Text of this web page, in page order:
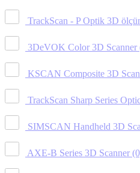
TrackScan - P Optik 3D
3DeVOK Color 3D Scanner
KSCAN Composite 3D
TrackScan Sharp Series
SIMSCAN Handheld 3D
AXE-B Series 3D Scanner